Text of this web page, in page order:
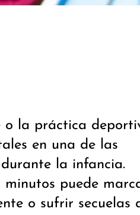
o la práctica
en una de las
la infancia.
puede
o sufrir secuelas